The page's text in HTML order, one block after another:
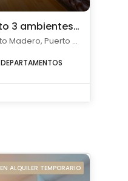
Venta departamento 3 ambientes en Puerto Madero con 2 cocheras
Juana Manso 740 - Puerto Madero, Puerto Madero, Capital Federal
DEPARTAMENTOS
EN ALQUILER TEMPORARIO